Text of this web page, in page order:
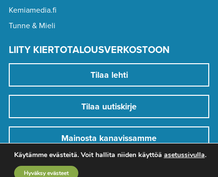
Kemiamedia.fi
Tunne & Mieli
LIITY KIERTOTALOUSVERKOSTOON
Tilaa lehti
Tilaa uutiskirje
Mainosta kanavissamme
Käytämme evästeitä. Voit hallita niiden käyttöä asetussivulla.
Hyväksy evästeet